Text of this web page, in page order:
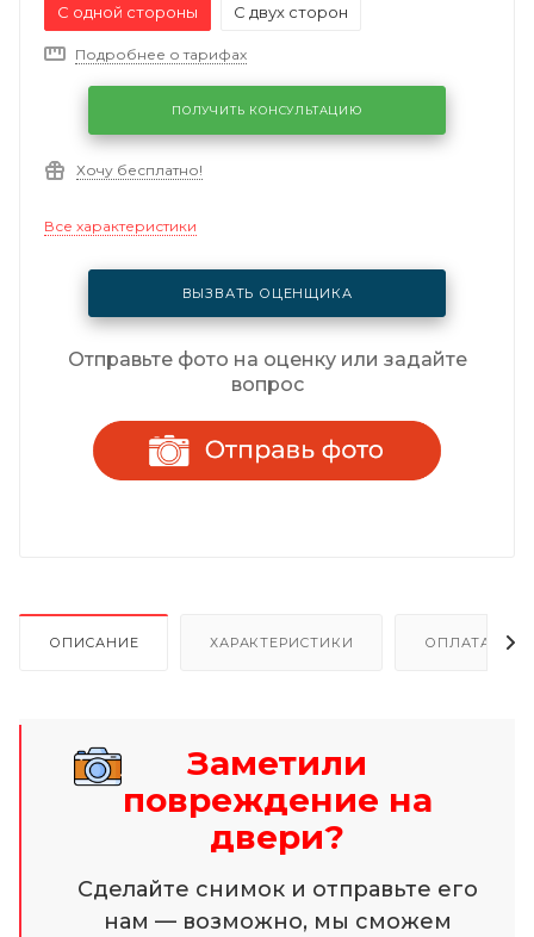
С одной стороны
С двух сторон
Подробнее о тарифах
ПОЛУЧИТЬ КОНСУЛЬТАЦИЮ
Хочу бесплатно!
Все характеристики
ВЫЗВАТЬ ОЦЕНЩИКА
Отправьте фото на оценку или задайте
вопрос
ОПИСАНИЕ ХАРАКТЕРИСТИКИ ОПЛАТА И
Заметили
повреждение на
двери?
Сделайте снимок и отправьте его
нам — возможно, мы сможем